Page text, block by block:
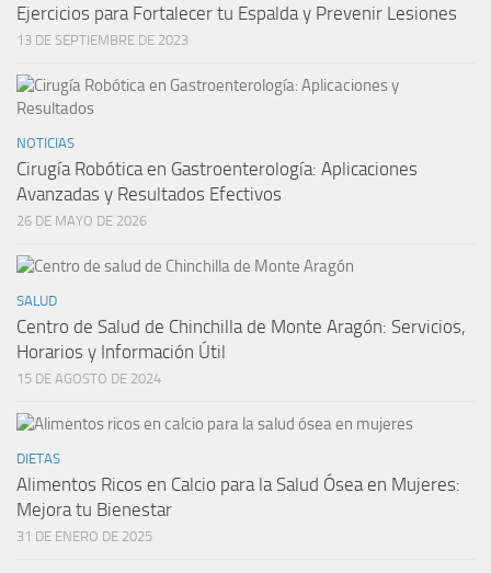
Ejercicios para Fortalecer tu Espalda y Prevenir Lesiones
13 DE SEPTIEMBRE DE 2023
NOTICIAS
Cirugía Robótica en Gastroenterología: Aplicaciones
Avanzadas y Resultados Efectivos
26 DE MAYO DE 2026
SALUD
Centro de Salud de Chinchilla de Monte Aragón: Servicios,
Horarios y Información Útil
15 DE AGOSTO DE 2024
DIETAS
Alimentos Ricos en Calcio para la Salud Ósea en Mujeres:
Mejora tu Bienestar
31 DE ENERO DE 2025